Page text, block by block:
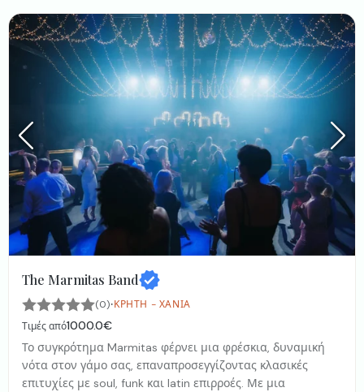
The Marmitas Band
(0)·ΚΡΉΤΗ - ΧΑΝΙΆ
Τιμές από1000.0€
Το συγκρότημα Marmitas φέρνει μια φρέσκια, δυναμική
νότα στον γάμο σας, επαναπροσεγγίζοντας κλασικές
επιτυχίες με soul, funk και latin επιρροές. Με μια